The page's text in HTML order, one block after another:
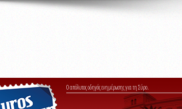
Ο απόλυτος οδηγός ενημέρωσης για τη Σύρο.